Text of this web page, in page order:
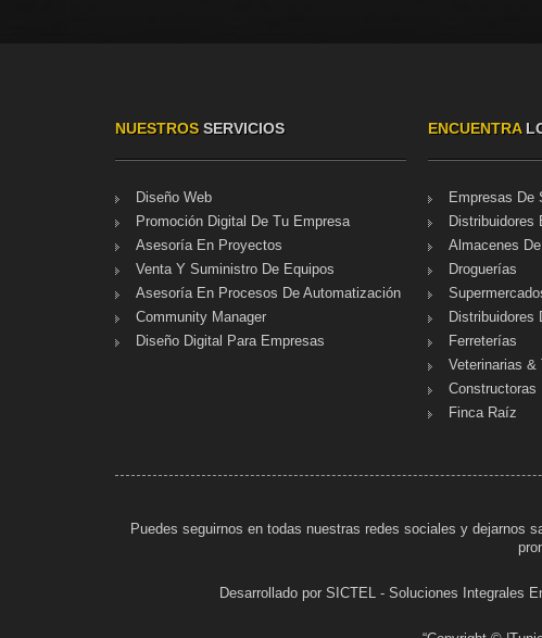
NUESTROSSERVICIOS
Diseño Web
Promoción Digital De Tu Empresa
Asesoría En Proyectos
Venta Y Suministro De Equipos
Asesoría En Procesos De Automatización
Community Manager
Diseño Digital Para Empresas
ENCUENTRA
Empresas De
Distribuidores
Almacenes
Droguerías
Distribuidores
Ferreterías
Veterinarias &
Constructoras
Finca Raíz
Puedes seguirnos en todas nuestras redes sociales y dejarnos
Desarrollado por SICTEL - Soluciones Integrales